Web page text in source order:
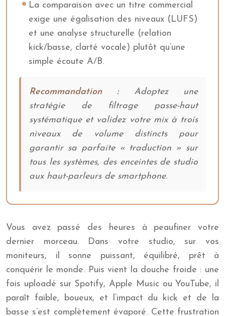
La comparaison avec un titre commercial
exige une égalisation des niveaux (LUFS)
et une analyse structurelle (relation
kick/basse, clarté vocale) plutôt qu’une
simple écoute A/B.
Recommandation :Adoptez une
stratégie de filtrage passe-haut
systématique et validez votre mix à trois
niveaux de volume distincts pour
garantir sa parfaite « traduction » sur
tous les systèmes, des enceintes de studio
aux haut-parleurs de smartphone.
Vous avez passé des heures à peaufiner votre
dernier morceau. Dans votre studio, sur vos
moniteurs, il sonne puissant, équilibré, prêt à
conquérir le monde. Puis vient la douche froide : une
fois uploadé sur Spotify, Apple Music ou YouTube, il
paraît faible, boueux, et l’impact du kick et de la
basse s’est complètement évaporé. Cette frustration